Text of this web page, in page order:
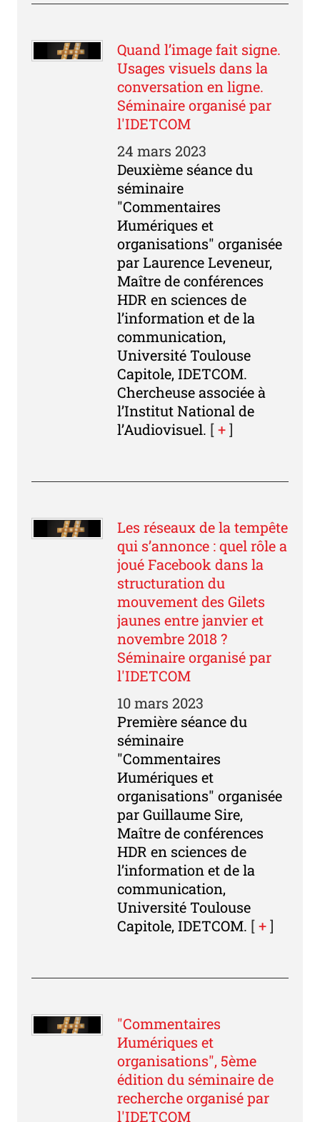
Quand l’image fait signe.
Usages visuels dans la
conversation en ligne.
Séminaire organisé par
l'IDETCOM
24 mars 2023
Deuxième séance du
séminaire
"Commentaires
Иumériques et
organisations" organisée
par Laurence Leveneur,
Maître de conférences
HDR en sciences de
l’information et de la
communication,
Université Toulouse
Capitole, IDETCOM.
Chercheuse associée à
l’Institut National de
l’Audiovisuel. [+]
Les réseaux de la tempête
qui s’annonce : quel rôle a
joué Facebook dans la
structuration du
mouvement des Gilets
jaunes entre janvier et
novembre 2018 ?
Séminaire organisé par
l'IDETCOM
10 mars 2023
Première séance du
séminaire
"Commentaires
Иumériques et
organisations" organisée
par Guillaume Sire,
Maître de conférences
HDR en sciences de
l’information et de la
communication,
Université Toulouse
Capitole, IDETCOM. [+]
"Commentaires
Иumériques et
organisations", 5ème
édition du séminaire de
recherche organisé par
l'IDETCOM